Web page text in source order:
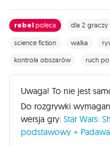
rebel poleca dla 2 graczy
science fiction walka
kontrola obszarów
ruch
Uwaga! To nie jest
Do rozgrywki
wersja gry: Star Wars:
podstawowy +